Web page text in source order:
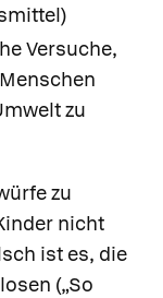
Versuche,
zu
zu
nicht
ist es, die
(„So